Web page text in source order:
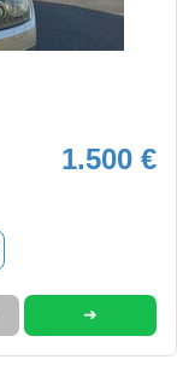
1.500 €
➜